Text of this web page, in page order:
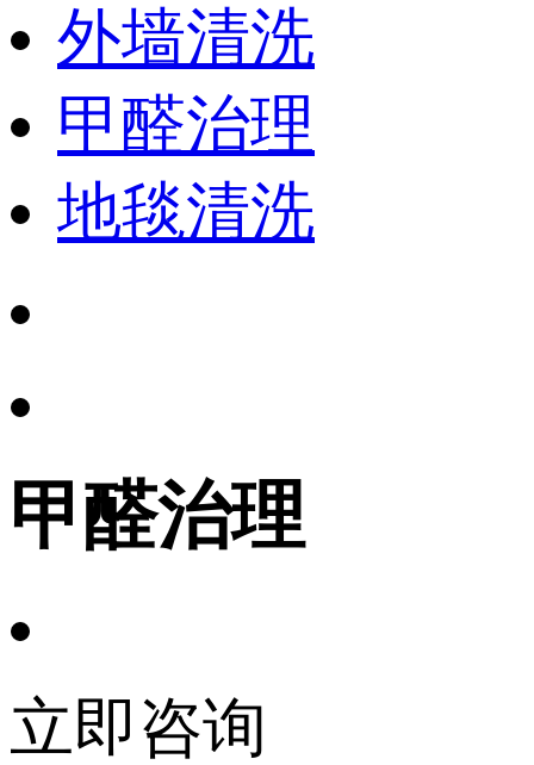
外墙清洗
甲醛治理
地毯清洗
甲醛治理
立即咨询